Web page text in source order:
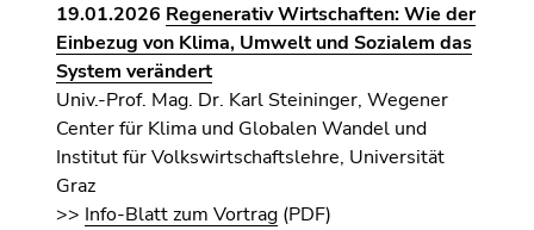
19.01.2026 Regenerativ Wirtschaften: Wie der
Einbezug von Klima, Umwelt und Sozialem das
System verändert
Univ.-Prof. Mag. Dr. Karl Steininger, Wegener
Center für Klima und Globalen Wandel und
Institut für Volkswirtschaftslehre, Universität
Graz
>> Info-Blatt zum Vortrag (PDF)